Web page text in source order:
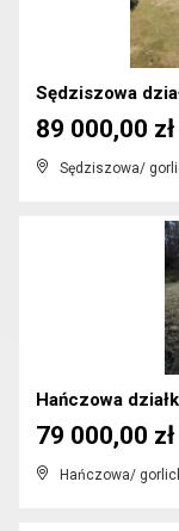
Sędziszowa
Sędziszowa/
89 000,00 zł
Hańczowa
Hańczowa/
79 000,00 zł